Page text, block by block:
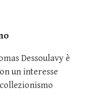
Dessoulavy è
un interesse